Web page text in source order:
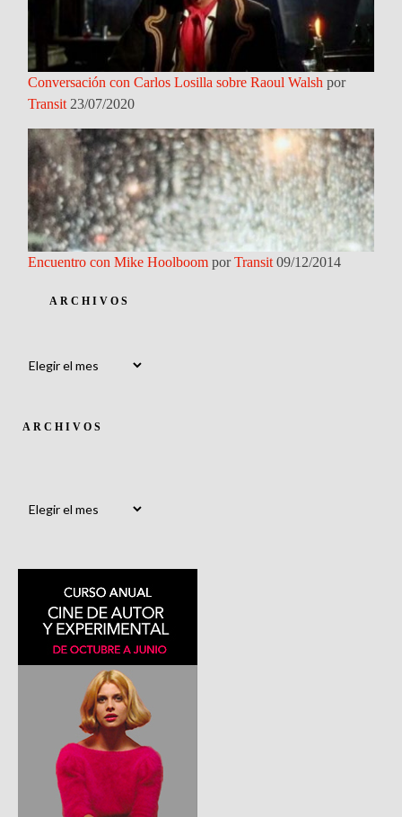
Conversación con Carlos Losilla sobre Raoul Walsh por
Transit 23/07/2020
Encuentro con Mike Hoolboom porTransit 09/12/2014
ARCHIVOS
ARCHIVOS